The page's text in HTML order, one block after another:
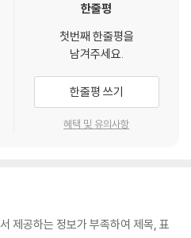
한줄평
첫번째 한줄평을
남겨주세요.
한줄평 쓰기
혜택 및 유의사항
제공하는 정보가 부족하여 제목, 표